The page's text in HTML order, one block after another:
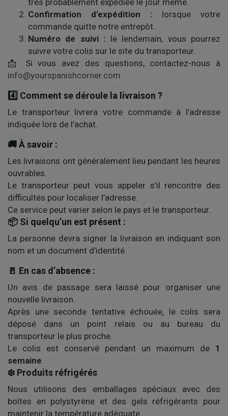
très probablement expédiée le jour même.
Confirmation d’expédition : lorsque votre
commande quitte notre entrepôt.
Numéro de suivi : le lendemain, vous pourrez
suivre votre colis sur le site du transporteur.
📩 Si vous avez des questions, contactez-nous à
info@yourspanishcorner.com.
4️⃣ Comment se déroule la livraison ?
Le transporteur livrera votre commande à l’adresse
indiquée lors de l’achat.
🚚 À savoir :
Les livraisons ont généralement lieu pendant les heures
ouvrables.
Le transporteur peut vous appeler s’il rencontre des
difficultés pour localiser l’adresse.
Ce service peut varier selon le pays et le transporteur.
📦 Si quelqu’un est présent :
La personne devra signer la livraison en indiquant son
nom et un document d’identité.
🚪 En cas d’absence :
Un avis de passage sera laissé pour organiser une
nouvelle livraison.
Après une seconde tentative échouée, le colis sera
déposé dans un point relais ou au bureau du
transporteur le plus proche.
Le colis est conservé pendant un maximum de 1
semaine.
❄️ Produits réfrigérés
Nous utilisons des emballages spéciaux avec des
boîtes en polystyrène et des gels réfrigérants pour
maintenir la température adéquate.